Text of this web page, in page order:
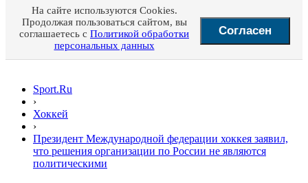
На сайте используются Cookies.
Продолжая пользоваться сайтом, вы
соглашаетесь с Политикой обработки
персональных данных
Согласен
Sport.Ru
›
Хоккей
›
Президент Международной федерации хоккея заявил,
что решения организации по России не являются
политическими